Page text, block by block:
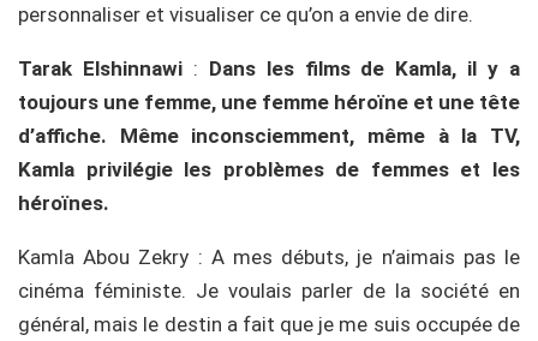
personnaliser et visualiser ce qu’on a envie de dire.
Tarak Elshinnawi: Dans les films de Kamla, il y a
toujours une femme, une femme héroïne et une tête
d’affiche. Même inconsciemment, même à la TV,
Kamla privilégie les problèmes de femmes et les
héroïnes.
Kamla Abou Zekry : A mes débuts, je n’aimais pas le
cinéma féministe. Je voulais parler de la société en
général, mais le destin a fait que je me suis occupée de